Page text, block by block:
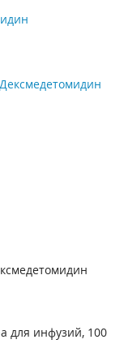
для инфузий, 100